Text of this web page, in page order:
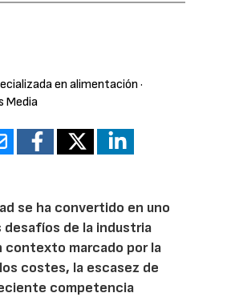
en alimentación ·
Media
se ha convertido en uno
desafíos de la industria
contexto marcado por la
costes, la escasez de
competencia